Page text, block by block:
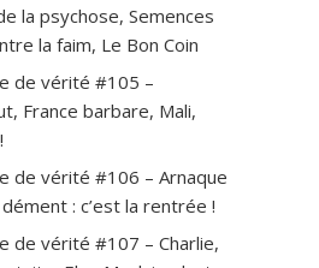
la psychose, Semences
la faim, Le Bon Coin
de vérité #105 –
France barbare, Mali,
de vérité #106 – Arnaque
: c’est la rentrée !
de vérité #107 – Charlie,